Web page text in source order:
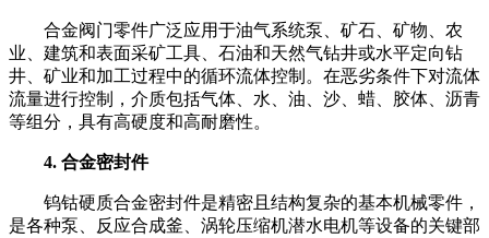
合金阀门零件广泛应用于油气系统泵、矿石、矿物、农
业、建筑和表面采矿工具、石油和天然气钻井或水平定向钻
井、矿业和加工过程中的循环流体控制。在恶劣条件下对流体
流量进行控制，介质包括气体、水、油、沙、蜡、胶体、沥青
等组分，具有高硬度和高耐磨性。
4. 合金密封件
钨钴硬质合金密封件是精密且结构复杂的基本机械零件，
是各种泵、反应合成釜、涡轮压缩机潜水电机等设备的关键部